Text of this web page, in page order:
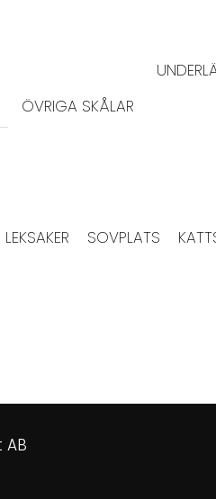
ÖVRIGA SKÅLAR
LEKSAKER SOVPLATS
AB